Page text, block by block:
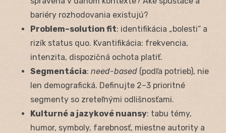
bariéry rozhodovania existujú?
Problem–solution fit: identifikácia „bolesti“ a
rizík status quo. Kvantifikácia: frekvencia,
intenzita, dispozičná ochota platiť.
Segmentácia: need-based (podľa potrieb), nie
len demografická. Definujte 2–3 prioritné
segmenty so zreteľnými odlišnosťami.
Kulturné a jazykové nuansy: tabu témy,
humor, symboly, farebnosť, miestne autority a